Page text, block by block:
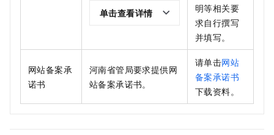
单击查看详情
明等相关要
求自行撰写
并填写。
网站备案承
诺书
河南省管局要求提供网
站备案承诺书。
请单击网站
备案承诺书
下载资料。